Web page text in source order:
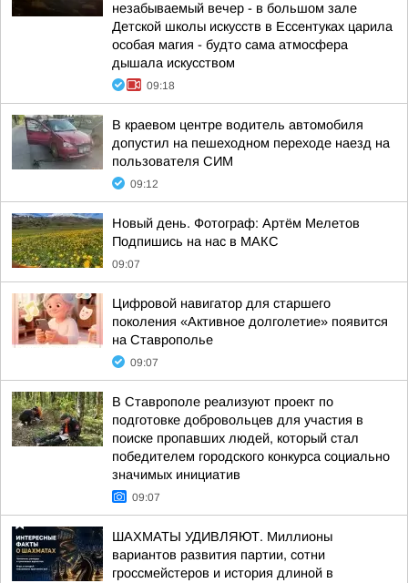
незабываемый вечер - в большом зале
Детской школы искусств в Ессентуках царила
особая магия - будто сама атмосфера
дышала искусством
09:18
В краевом центре водитель автомобиля
допустил на пешеходном переходе наезд на
пользователя СИМ
09:12
Новый день. Фотограф: Артём Мелетов
Подпишись на нас в МАКС
09:07
Цифровой навигатор для старшего
поколения «Активное долголетие» появится
на Ставрополье
09:07
В Ставрополе реализуют проект по
подготовке добровольцев для участия в
поиске пропавших людей, который стал
победителем городского конкурса социально
значимых инициатив
09:07
ШАХМАТЫ УДИВЛЯЮТ. Миллионы
вариантов развития партии, сотни
гроссмейстеров и история длиной в